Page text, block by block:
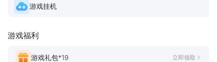
游戏挂机
游戏福利
游戏礼包*19 立即领取